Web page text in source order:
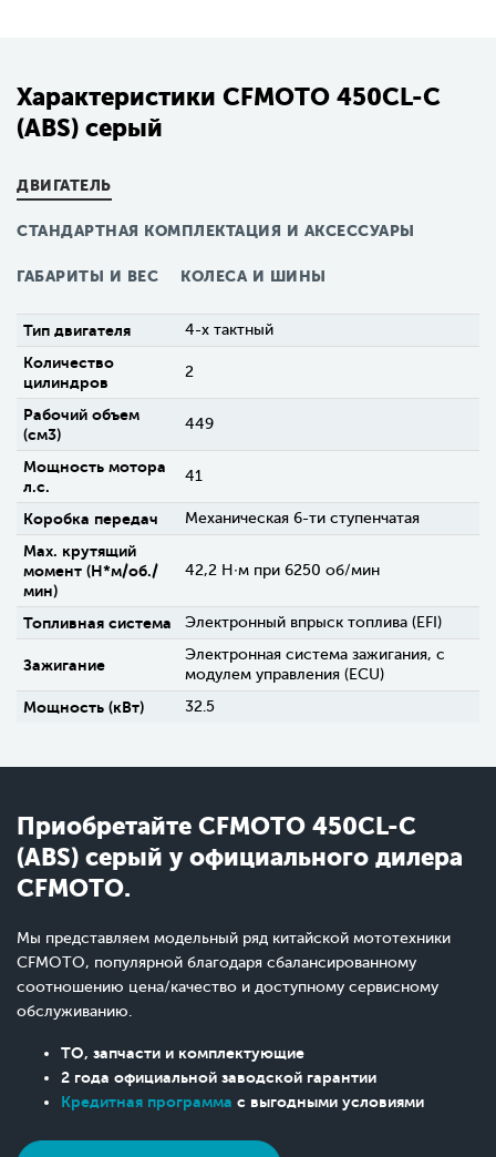
Характеристики CFMOTO 450CL-C
(ABS) серый
ДВИГАТЕЛЬ
СТАНДАРТНАЯ КОМПЛЕКТАЦИЯ И АКСЕССУАРЫ
ГАБАРИТЫ И ВЕС КОЛЕСА И ШИНЫ
Тип двигателя 4-х тактный
Количество
цилиндров
2
Рабочий объем
(см3)
449
Мощность мотора
л.с.
41
Коробка передач Механическая 6-ти ступенчатая
Max. крутящий
момент (H*м/об./
мин)
42,2 Н∙м при 6250 об/мин
Топливная система Электронный впрыск топлива (EFI)
Зажигание
Электронная система зажигания, с
модулем управления (ECU)
Мощность (кВт) 32.5
Приобретайте CFMOTO 450CL-C
(ABS) серый у официального дилера
CFMOTO.
Мы представляем модельный ряд китайской мототехники
CFMOTO, популярной благодаря сбалансированному
соотношению цена/качество и доступному сервисному
обслуживанию.
ТО, запчасти и комплектующие
2 года официальной заводской гарантии
Кредитная программа с выгодными условиями